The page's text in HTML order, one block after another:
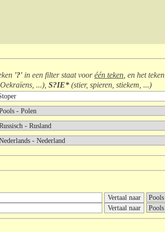
'?' in een filter staat vooréén teken , en het teken
...), S?IE* (stier, spieren, stiekem, ...)